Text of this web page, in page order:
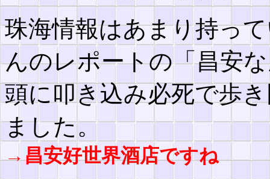
珠海情報はあまり持っ
んのレポートの「昌安
頭に叩き込み必死で歩
ました。
→昌安好世界酒店ですね